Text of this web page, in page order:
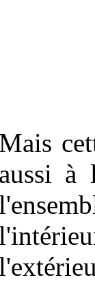
Mais
aussi à